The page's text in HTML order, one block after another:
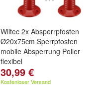
Wiltec 2x Absperrpfosten
Ø20x75cm Sperrpfosten
mobile Absperrung Poller
flexibel
30,99 €
Kostenloser Versand